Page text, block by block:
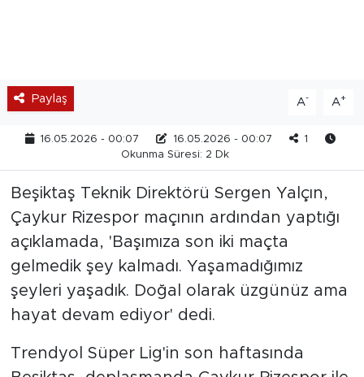
Paylaş A- A+
16.05.2026 - 00:07 16.05.2026 - 00:07
1
Okunma Süresi: 2 Dk
Beşiktaş Teknik Direktörü Sergen Yalçın,
Çaykur Rizespor maçının ardından yaptığı
açıklamada, 'Başımıza son iki maçta
gelmedik şey kalmadı. Yaşamadığımız
şeyleri yaşadık. Doğal olarak üzgünüz ama
hayat devam ediyor' dedi.
Trendyol Süper Lig'in son haftasında